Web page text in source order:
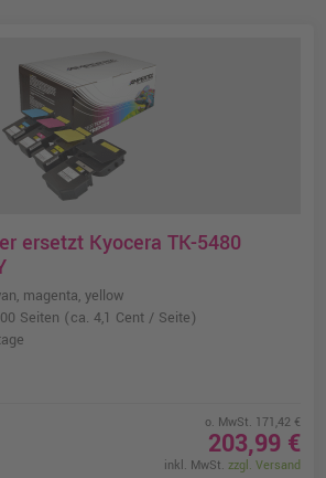
ersetzt Kyocera TK-5480
magenta, yellow
Seiten (ca. 4,1 Cent / Seite)
o. MwSt. 171,42 €
203,99 €
inkl. MwSt. zzgl. Versand